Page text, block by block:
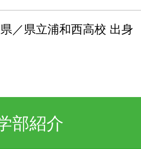
／県立浦和西高校 出身
部紹介